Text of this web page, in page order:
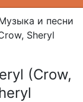
и песни
Sheryl
(Crow,